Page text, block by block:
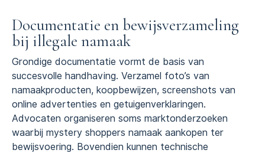
Documentatie en bewijsverzameling
bij illegale namaak
Grondige documentatie vormt de basis van
succesvolle handhaving. Verzamel foto’s van
namaakproducten, koopbewijzen, screenshots van
online advertenties en getuigenverklaringen.
Advocaten organiseren soms marktonderzoeken
waarbij mystery shoppers namaak aankopen ter
bewijsvoering. Bovendien kunnen technische